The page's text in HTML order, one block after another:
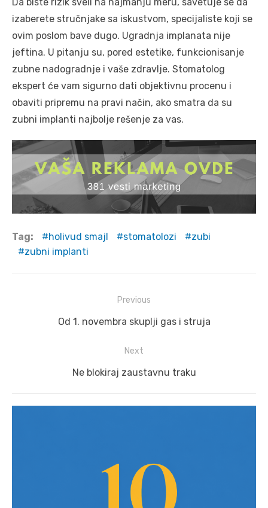
izaberete stručnjake sa iskustvom, specijaliste koji se
ovim poslom bave dugo. Ugradnja implanata nije
jeftina. U pitanju su, pored estetike, funkcionisanje
zubne nadogradnje i vaše zdravlje. Stomatolog
ekspert će vam sigurno dati objektivnu procenu i
obaviti pripremu na pravi način, ako smatra da su
zubni implanti najbolje rešenje za vas.
Tag: holivud smajl stomatolozi
zubi
zubni implanti
navigation
Previous
Previous
Od 1. novembra skuplji gas i struja
Next
Next
Ne blokiraj zaustavnu traku